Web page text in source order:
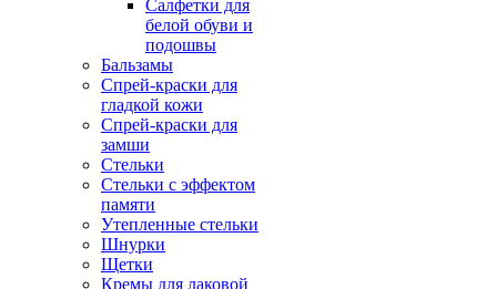
Салфетки для
белой обуви и
подошвы
Бальзамы
Спрей-краски для
гладкой кожи
Спрей-краски для
замши
Стельки
Стельки с эффектом
памяти
Утепленные стельки
Шнурки
Щетки
Кремы для лаковой